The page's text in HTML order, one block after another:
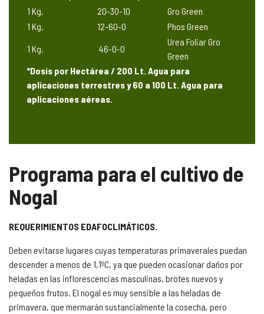
1 Kg.
20-30-10
Gro Green
1 Kg.
12-60-0
Phos Green
1 Kg.
46-0-0
Urea Foliar Gro
Green
*Dosis por Hectárea / 200 Lt. Agua para
aplicaciones terrestres y 60 a 100 Lt. Agua para
aplicaciones aéreas.
Programa para el cultivo de
Nogal
REQUERIMIENTOS EDAFOCLIMÁTICOS.
Deben evitarse lugares cuyas temperaturas primaverales puedan
descender a menos de 1,1ºC, ya que pueden ocasionar daños por
heladas en las inflorescencias masculinas, brotes nuevos y
pequeños frutos. El nogal es muy sensible a las heladas de
primavera, que mermarán sustancialmente la cosecha, pero